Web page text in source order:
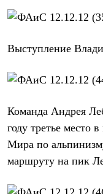
Палатки
Тенты
Рюкзаки
Экспедиционные
Альпинистские
Спальные мешки
Пуховые
С синтетическим
Аксессуары для
Баулы
Выступление
Команда Андрея
году третье место
Мира по
маршруту на пик